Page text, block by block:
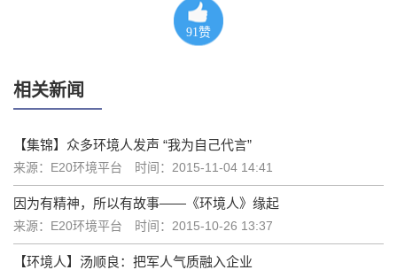
91 赞
相关新闻
【集锦】众多环境人发声 “我为自己代言”
来源：E20环境平台 时间：2015-11-04 14:41
因为有精神，所以有故事——《环境人》缘起
来源：E20环境平台 时间：2015-10-26 13:37
【环境人】汤顺良：把军人气质融入企业